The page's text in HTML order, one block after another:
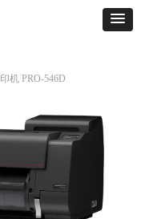
机 PRO-546D